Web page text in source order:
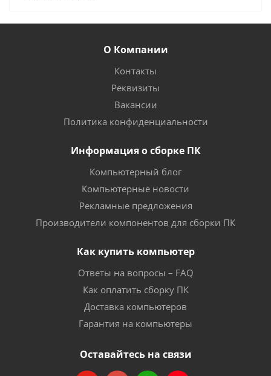
О Компании
Контакты
Реквизиты
Вакансии
Политика конфиденциальности
Информация о сборке ПК
Компьютерный блог
Компьютерные новости
Рекламные предложения
Производители компонентов для сборки ПК
Как купить компьютер
Ответы на вопросы – FAQ
Как оплатить сборку ПК
Доставка компьютеров
Гарантия на компьютеры
Оставайтесь на связи